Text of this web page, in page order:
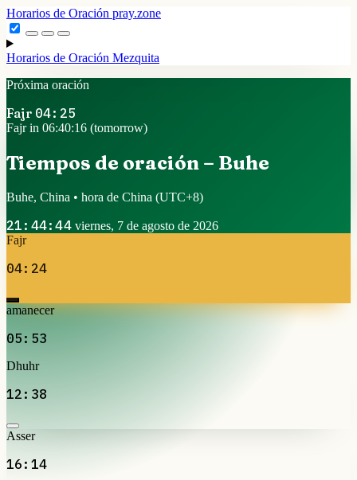
Horarios de Oración pray.zone
Horarios de Oración Mezquita
Próxima oración
Fajr 04:25
Fajr in 06:40:16 (tomorrow)
Tiempos de oración – Buhe
Buhe, China • hora de China (UTC+8)
21:44:44 viernes, 7 de agosto de 2026
Fajr
04:24
amanecer
05:53
Dhuhr
12:38
Asser
16:14